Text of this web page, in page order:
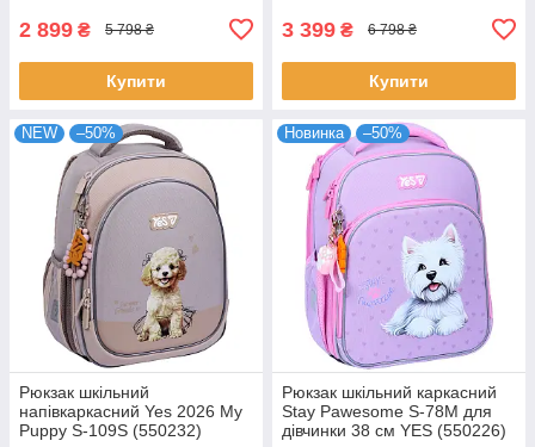
2 899 ₴ 5 798 ₴
Купити
3 399 ₴ 6 798 ₴
Купити
NEW –50%
Рюкзак шкільний
напівкаркасний Yes 2026 My
Puppy S-109S (550232)
Новинка –50%
Рюкзак шкільний каркасний
Stay Pawesome S-78M для
дівчинки 38 см YES (550226)